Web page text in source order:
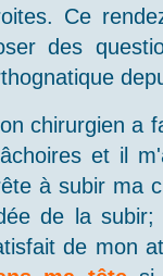
Ce
des
chirurgien a
et il
à subir ma
de la
de mon